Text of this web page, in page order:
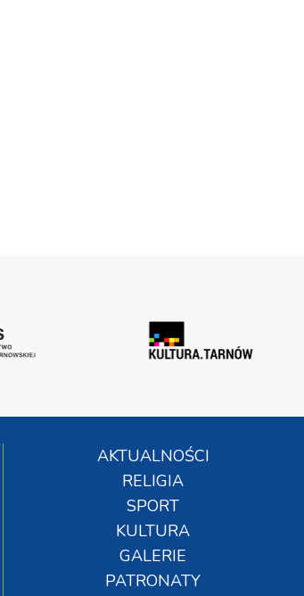
AKTUALNOŚCI
RELIGIA
SPORT
KULTURA
GALERIE
PATRONATY